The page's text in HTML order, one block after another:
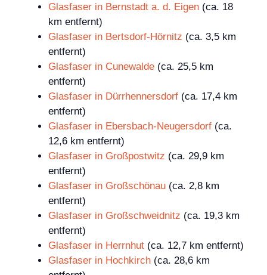
Glasfaser in Bernstadt a. d. Eigen (ca. 18
km entfernt)
Glasfaser in Bertsdorf-Hörnitz (ca. 3,5 km
entfernt)
Glasfaser in Cunewalde (ca. 25,5 km
entfernt)
Glasfaser in Dürrhennersdorf (ca. 17,4 km
entfernt)
Glasfaser in Ebersbach-Neugersdorf (ca.
12,6 km entfernt)
Glasfaser in Großpostwitz (ca. 29,9 km
entfernt)
Glasfaser in Großschönau (ca. 2,8 km
entfernt)
Glasfaser in Großschweidnitz (ca. 19,3 km
entfernt)
Glasfaser in Herrnhut (ca. 12,7 km entfernt)
Glasfaser in Hochkirch (ca. 28,6 km